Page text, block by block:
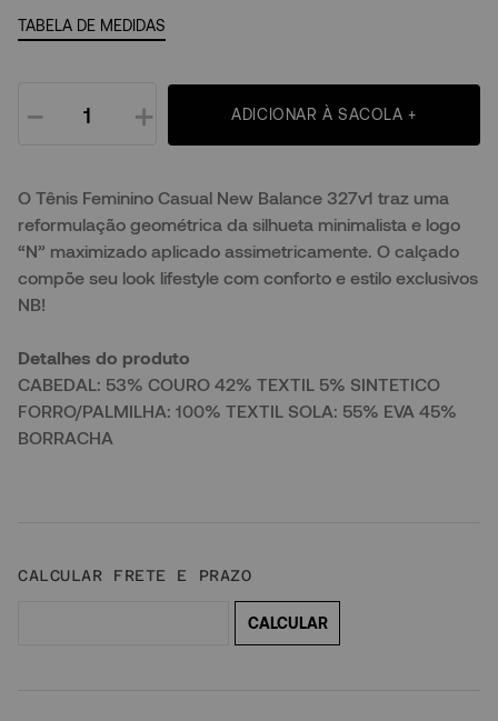
TABELA DE MEDIDAS
＋
－ ADICIONAR À SACOLA +
O Tênis Feminino Casual New Balance 327v1 traz uma
reformulação geométrica da silhueta minimalista e logo
“N” maximizado aplicado assimetricamente. O calçado
compõe seu look lifestyle com conforto e estilo exclusivos
NB!
Detalhes do produto
CABEDAL: 53% COURO 42% TEXTIL 5% SINTETICO
FORRO/PALMILHA: 100% TEXTIL SOLA: 55% EVA 45%
BORRACHA